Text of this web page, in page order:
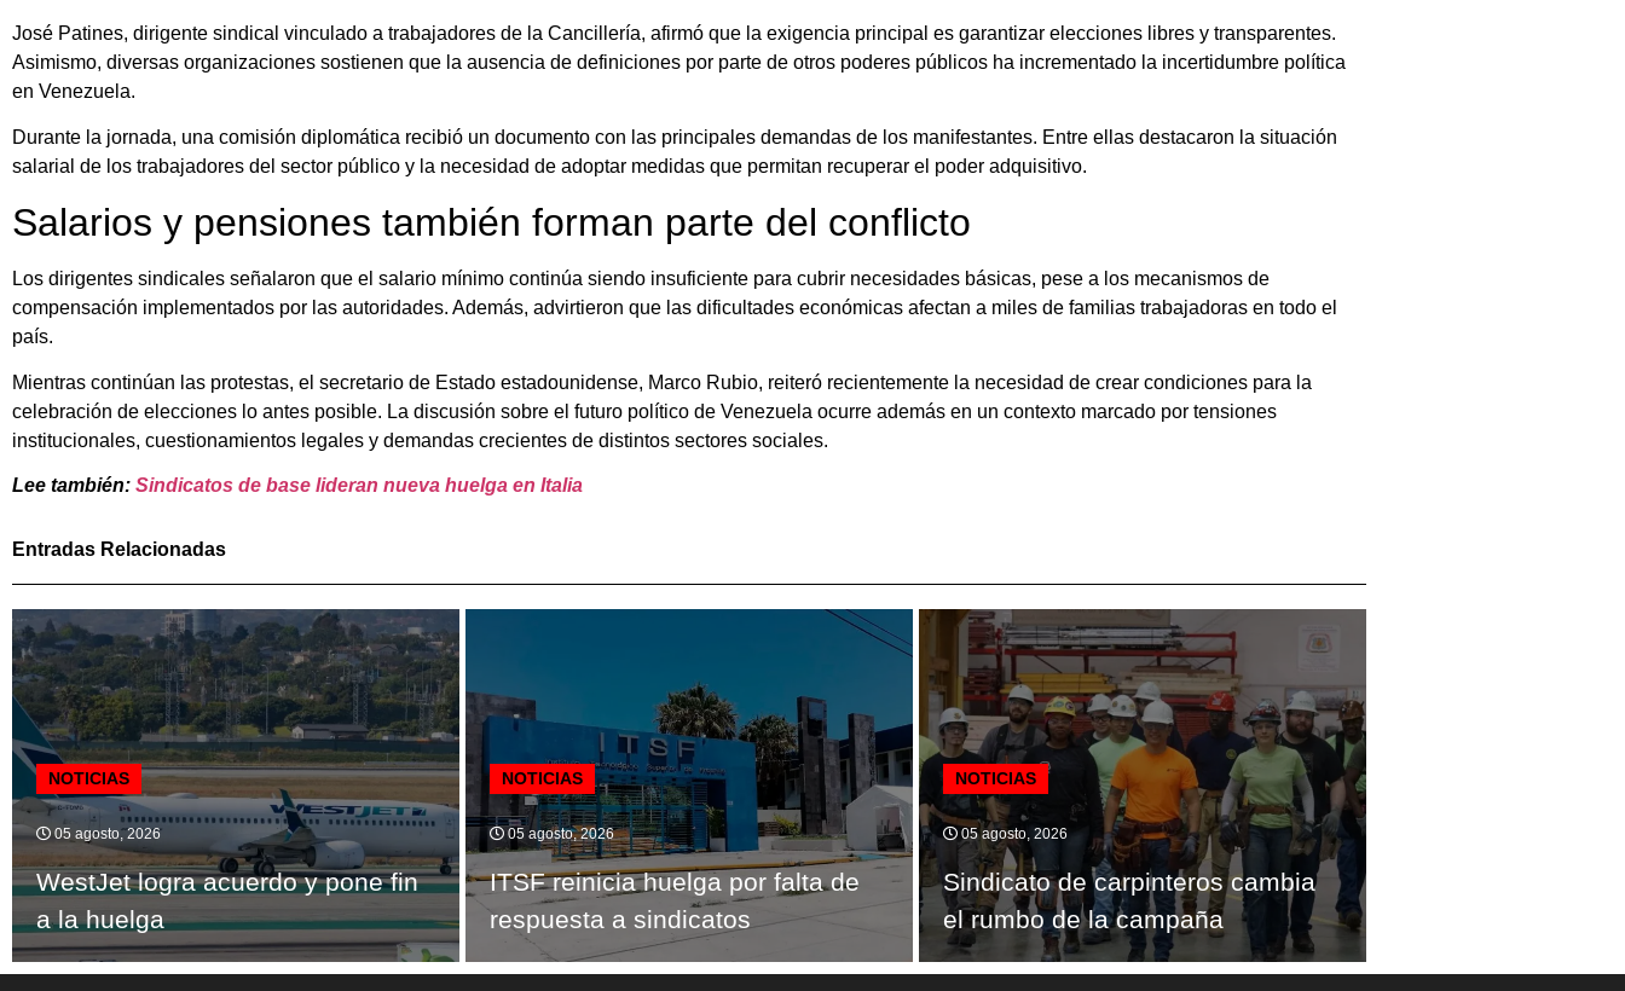
José Patines, dirigente sindical vinculado a trabajadores de la Cancillería, afirmó que la exigencia principal es garantizar elecciones libres y transparentes.
Asimismo, diversas organizaciones sostienen que la ausencia de definiciones por parte de otros poderes públicos ha incrementado la incertidumbre política
en Venezuela.
Durante la jornada, una comisión diplomática recibió un documento con las principales demandas de los manifestantes. Entre ellas destacaron la situación
salarial de los trabajadores del sector público y la necesidad de adoptar medidas que permitan recuperar el poder adquisitivo.
Salarios y pensiones también forman parte del conflicto
Los dirigentes sindicales señalaron que el salario mínimo continúa siendo insuficiente para cubrir necesidades básicas, pese a los mecanismos de
compensación implementados por las autoridades. Además, advirtieron que las dificultades económicas afectan a miles de familias trabajadoras en todo el
país.
Mientras continúan las protestas, el secretario de Estado estadounidense, Marco Rubio, reiteró recientemente la necesidad de crear condiciones para la
celebración de elecciones lo antes posible. La discusión sobre el futuro político de Venezuela ocurre además en un contexto marcado por tensiones
institucionales, cuestionamientos legales y demandas crecientes de distintos sectores sociales.
Lee también: Sindicatos de base lideran nueva huelga en Italia
Entradas Relacionadas
NOTICIAS
05 agosto, 2026
WestJet logra acuerdo y pone fin
a la huelga
NOTICIAS
05 agosto, 2026
ITSF reinicia huelga por falta de
respuesta a sindicatos
NOTICIAS
05 agosto, 2026
Sindicato de carpinteros cambia
el rumbo de la campaña